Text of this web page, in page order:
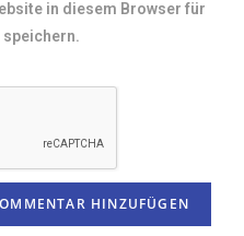
in diesem Browser für